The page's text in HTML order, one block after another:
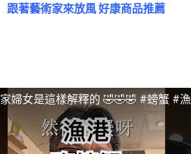
跟著藝術家來放風 好康商品推薦
婦女是這樣解釋的 🤣🤣🤣 #螃蟹 #